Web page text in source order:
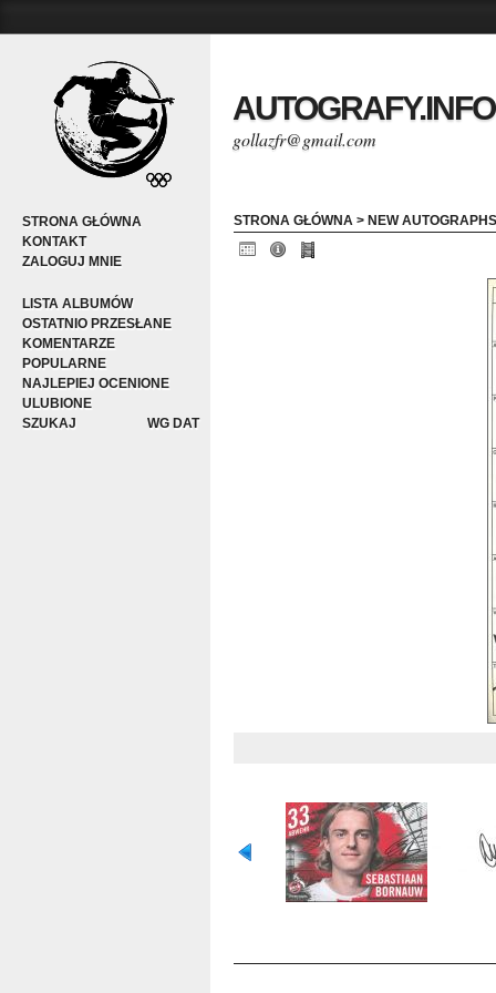
STRONA GŁÓWNA
KONTAKT
ZALOGUJ MNIE
LISTA ALBUMÓW
OSTATNIO PRZESŁANE
KOMENTARZE
POPULARNE
NAJLEPIEJ OCENIONE
ULUBIONE
WG DAT
SZUKAJ
gollazfr@gmail.com
STRONA GŁÓWNA > NEW AUTOGRAPHS